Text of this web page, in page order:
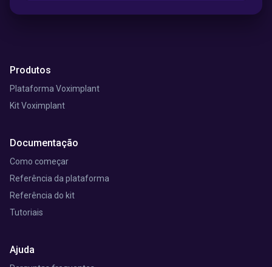
Produtos
Plataforma Voximplant
Kit Voximplant
Documentação
Como começar
Referência da plataforma
Referência do kit
Tutoriais
Ajuda